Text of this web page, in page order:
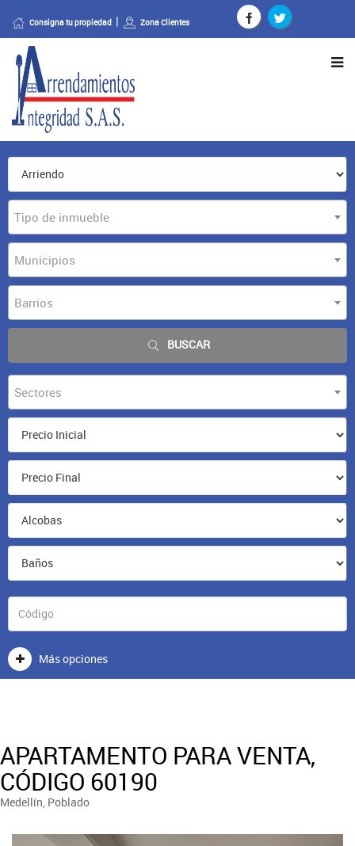
Consigna tu propiedad Zona Clientes
Tipo de inmueble
Municipios
Barrios
BUSCAR
Sectores
Más opciones
APARTAMENTO PARA VENTA,
CÓDIGO 60190
Medellín, Poblado